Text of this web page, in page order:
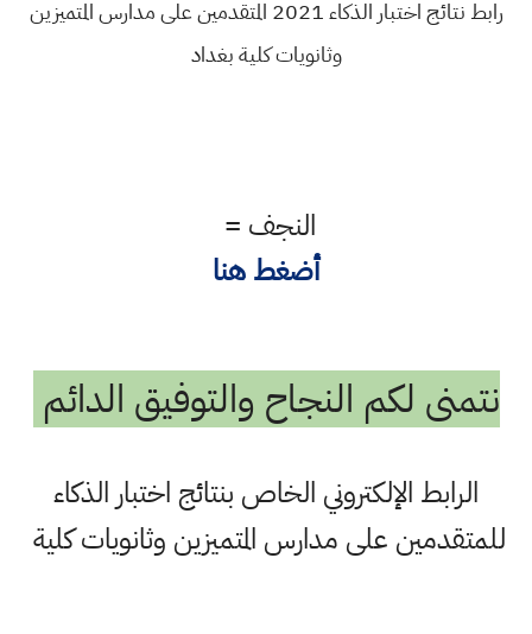
رابط نتائج اختبار الذكاء 2021 المتقدمين على مدارس المتميزين
وثانويات كلية بغداد
النجف =
أضغط هنا
نتمنى لكم النجاح والتوفيق الدائم
الرابط الإلكتروني الخاص بنتائج اختبار الذكاء
للمتقدمين على مدارس المتميزين وثانويات كلية